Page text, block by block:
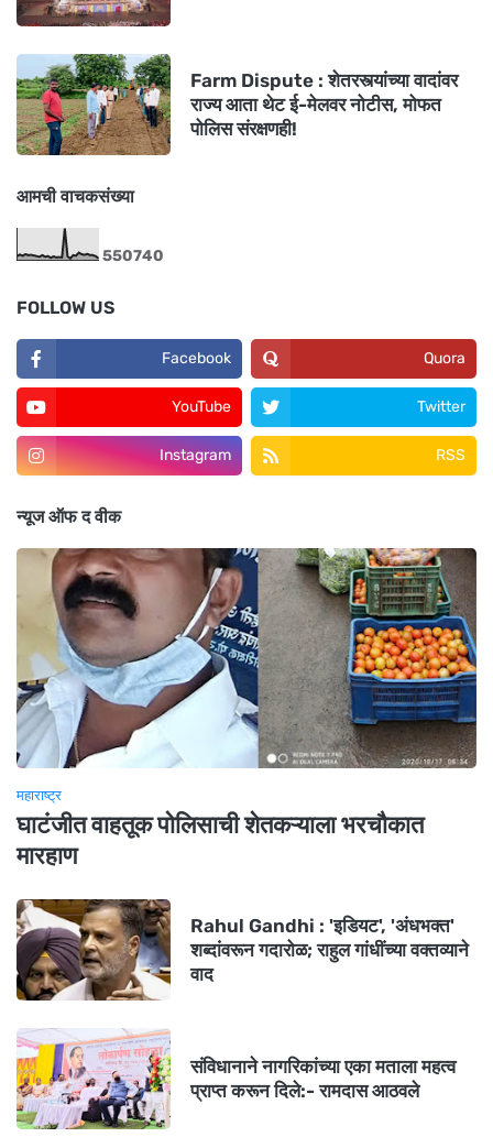
Farm Dispute : शेतरस्त्यांच्या वादांवर
राज्य आता थेट ई-मेलवर नोटीस, मोफत
पोलिस संरक्षणही!
आमची वाचकसंख्या
550740
FOLLOW US
Facebook Quora
YouTube Twitter
Instagram RSS
न्यूज ऑफ द वीक
महाराष्ट्र
घाटंजीत वाहतूक पोलिसाची शेतकऱ्याला भरचौकात
मारहाण
Rahul Gandhi : 'इडियट', 'अंधभक्त'
शब्दांवरून गदारोळ; राहुल गांधींच्या वक्तव्याने
वाद
संविधानाने नागरिकांच्या एका मताला महत्व
प्राप्त करून दिले:- रामदास आठवले